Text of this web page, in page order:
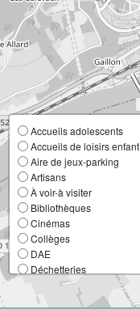
Accueils adolescents
Accueils de loisirs enfant
Aire de jeux-parking
Artisans
À voir-à visiter
Bibliothèques
Cinémas
Collèges
DAE
Déchetteries
Ecoles élémentaires
Ecoles maternelles